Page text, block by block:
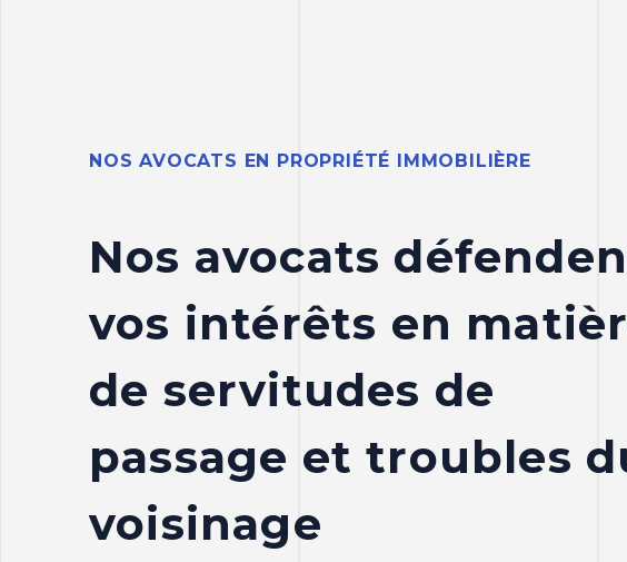
NOS AVOCATS EN PROPRIÉTÉ IMMOBILIÈRE
Nos avocats
vos intérêts en
de servitudes de
passage et troubles
voisinage